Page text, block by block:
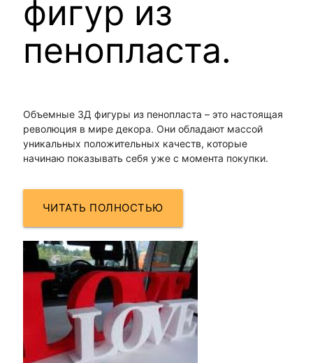
фигур из
пенопласта.
Объемные 3Д фигуры из пенопласта – это настоящая
революция в мире декора. Они обладают массой
уникальных положительных качеств, которые
начинаю показывать себя уже с момента покупки.
ЧИТАТЬ ПОЛНОСТЬЮ